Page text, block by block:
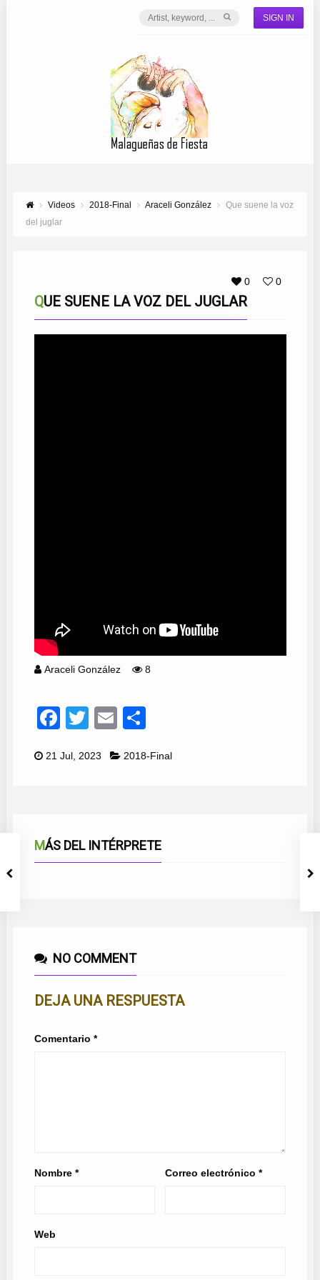
SIGN IN
Videos 2018-Final Araceli González
Que suene la voz
del juglar
0 0
QUE SUENE LA VOZ DEL JUGLAR
Araceli González 8
Facebook
TwitterEmail
21 Jul, 2023 2018-Final
MÁS DEL INTÉRPRETE
NO COMMENT
DEJA UNA RESPUESTA
Comentario *
Nombre * Correo electrónico*
Web